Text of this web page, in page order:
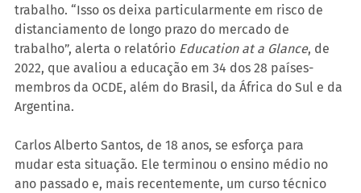
trabalho. “Isso os deixa particularmente em risco de
distanciamento de longo prazo do mercado de
trabalho”, alerta o relatório Education at a Glance, de
2022, que avaliou a educação em 34 dos 28 países-
membros da OCDE, além do Brasil, da África do Sul e da
Argentina.
Carlos Alberto Santos, de 18 anos, se esforça para
mudar esta situação. Ele terminou o ensino médio no
ano passado e, mais recentemente, um curso técnico